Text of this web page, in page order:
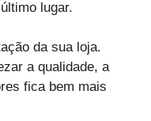
lugar.
da sua loja.
a qualidade, a
fica bem mais